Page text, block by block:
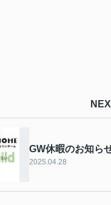
GW休暇のお知ら
2025.04.28